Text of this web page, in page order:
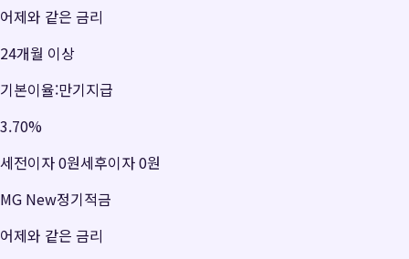
어제와 같은 금리
24개월 이상
기본이율:만기지급
3.70%
세전이자0원세후이자0원
MG New정기적금
어제와 같은 금리